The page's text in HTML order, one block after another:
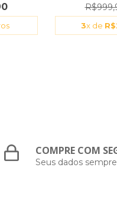
3x de
COMPRE COM
Seus dados